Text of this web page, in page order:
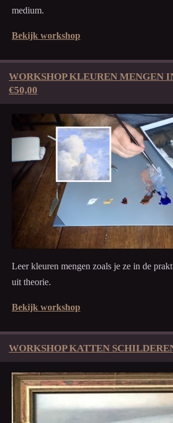
medium.
Bekijk workshop
WORKSHOP KLEUREN MENGEN
€50,00
Leer kleuren mengen zoals je ze in de
uit theorie.
Bekijk workshop
WORKSHOP KATTEN